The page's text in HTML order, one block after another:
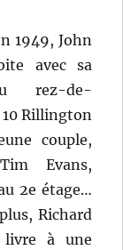
1949, John
avec sa
rez-de-
10 Rillington
couple,
Evans,
2e étage…
Richard
livre à une